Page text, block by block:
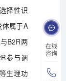
在线
咨询
择性识
体属于A
B2R两
参与调
生理功